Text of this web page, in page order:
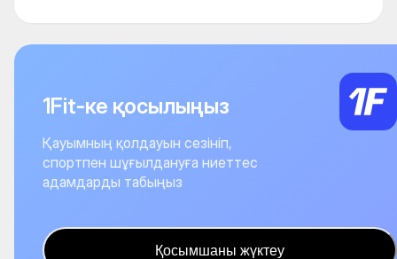
1Fit-ке қосылыңыз
Қауымның қолдауын сезініп,
спортпен шұғылдануға ниеттес
адамдарды табыңыз
Қосымшаны жүктеу